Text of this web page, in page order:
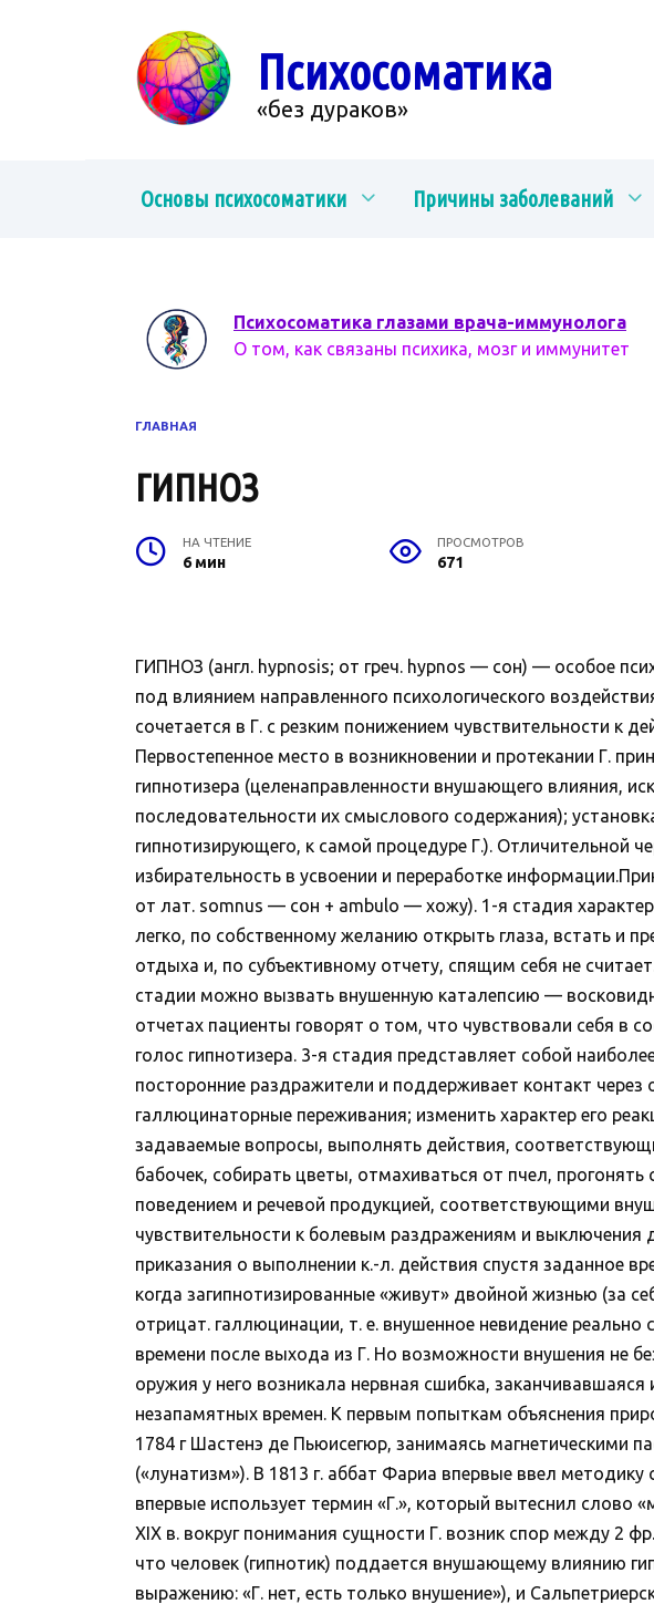
Психосоматика
«без дураков»
Основы психосоматики Причины заболеваний
Психосоматика глазами врача-иммунолога
О том, как связаны психика, мозг и иммунитет
ГЛАВНАЯ
ГИПНОЗ
НА ЧТЕНИЕ
6 мин
ПРОСМОТРОВ
671
ГИПНОЗ (англ. hypnosis; от греч. hypnos — сон) — особое
под влиянием направленного психологического
сочетается в Г. с резким понижением чувствительности к
Первостепенное место в возникновении и протекании Г.
гипнотизера (целенаправленности внушающего влияния,
последовательности их смыслового содержания);
гипнотизирующего, к самой процедуре Г.). Отличительной
избирательность в усвоении и переработке
от лат. somnus — сон + ambulo — хожу). 1-я стадия
легко, по собственному желанию открыть глаза, встать и
отдыха и, по субъективному отчету, спящим себя не
стадии можно вызвать внушенную каталепсию —
отчетах пациенты говорят о том, что чувствовали себя в
голос гипнотизера. 3-я стадия представляет собой
посторонние раздражители и поддерживает контакт
галлюцинаторные переживания; изменить характер его
задаваемые вопросы, выполнять действия,
бабочек, собирать цветы, отмахиваться от пчел,
поведением и речевой продукцией, соответствующими
чувствительности к болевым раздражениям и выключения
приказания о выполнении к.-л. действия спустя заданное
когда загипнотизированные «живут» двойной жизнью (за
отрицат. галлюцинации, т. е. внушенное невидение
времени после выхода из Г. Но возможности внушения не
оружия у него возникала нервная сшибка,
незапамятных времен. К первым попыткам объяснения
1784 г Шастенэ де Пьюисегюр, занимаясь магнетическими
(«лунатизм»). В 1813 г. аббат Фариа впервые ввел
впервые использует термин «Г.», который вытеснил слово
XIX в. вокруг понимания сущности Г. возник спор между 2
что человек (гипнотик) поддается внушающему влиянию
выражению: «Г. нет, есть только внушение»), и